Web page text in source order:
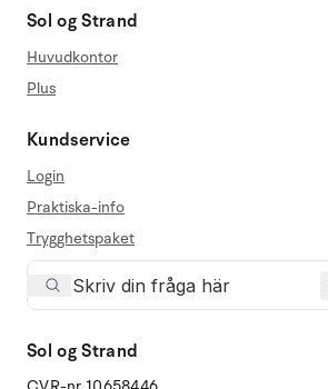
Sol og Strand
Huvudkontor
Plus
Kundservice
Login
Praktiska-info
Trygghetspaket
Sol og Strand